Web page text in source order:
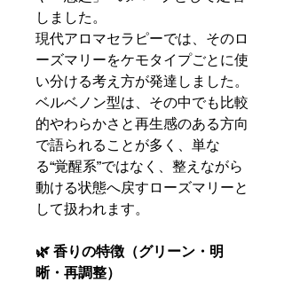
しました。
現代アロマセラピーでは、そのロ
ーズマリーをケモタイプごとに使
い分ける考え方が発達しました。
ベルベノン型は、その中でも比較
的やわらかさと再生感のある方向
で語られることが多く、単な
る“覚醒系”ではなく、整えながら
動ける状態へ戻すローズマリーと
して扱われます。
🌿 香りの特徴（グリーン・明
晰・再調整）